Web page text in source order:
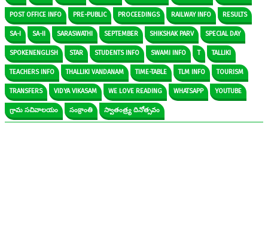
POST OFFICE INFO PRE-PUBLIC PROCEEDINGS RAILWAY INFO RESULTS
SA-I SA-II SARASWATHI SEPTEMBER SHIKSHAK PARV SPECIAL DAY
SPOKENENGLISH STAR STUDENTS INFO SWAMI INFO T TALLIKI
TEACHERS INFO THALLIKI VANDANAM TIME-TABLE TLM INFO TOURISM
TRANSFERS VIDYA VIKASAM WE LOVE READING WHATSAPP YOUTUBE
గ్రామ సచివాలయం సంక్రాంతి స్వాతంత్ర్య దినోత్సవం